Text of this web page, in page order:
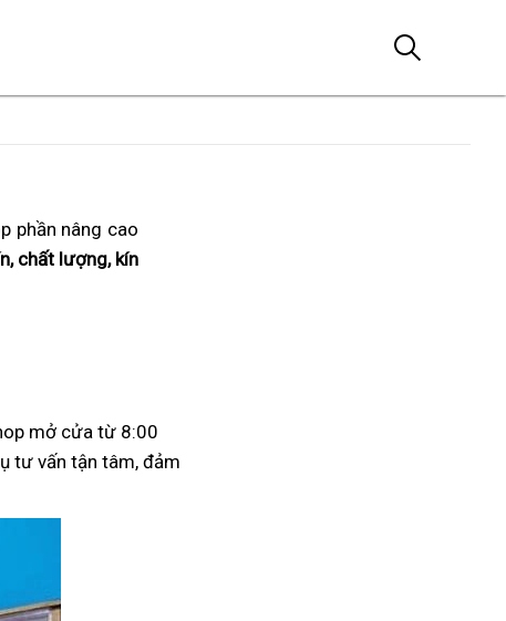
phần nâng cao
chất lượng, kín
mở cửa từ 8:00
tư vấn tận tâm, đảm